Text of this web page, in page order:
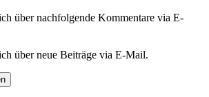
über nachfolgende Kommentare via E-
über neue Beiträge via E-Mail.